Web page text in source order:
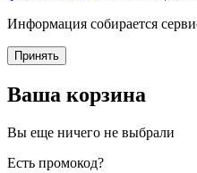
Информация собирается
Принять
Ваша корзина
Вы еще ничего не выбрали
Есть промокод?